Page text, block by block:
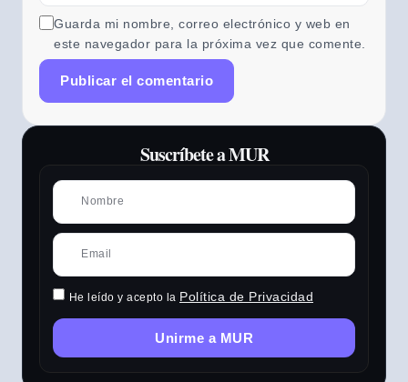
Guarda mi nombre, correo electrónico y web en
este navegador para la próxima vez que comente.
Suscríbete a MUR
He leído y acepto la Política de Privacidad
Unirme a MUR